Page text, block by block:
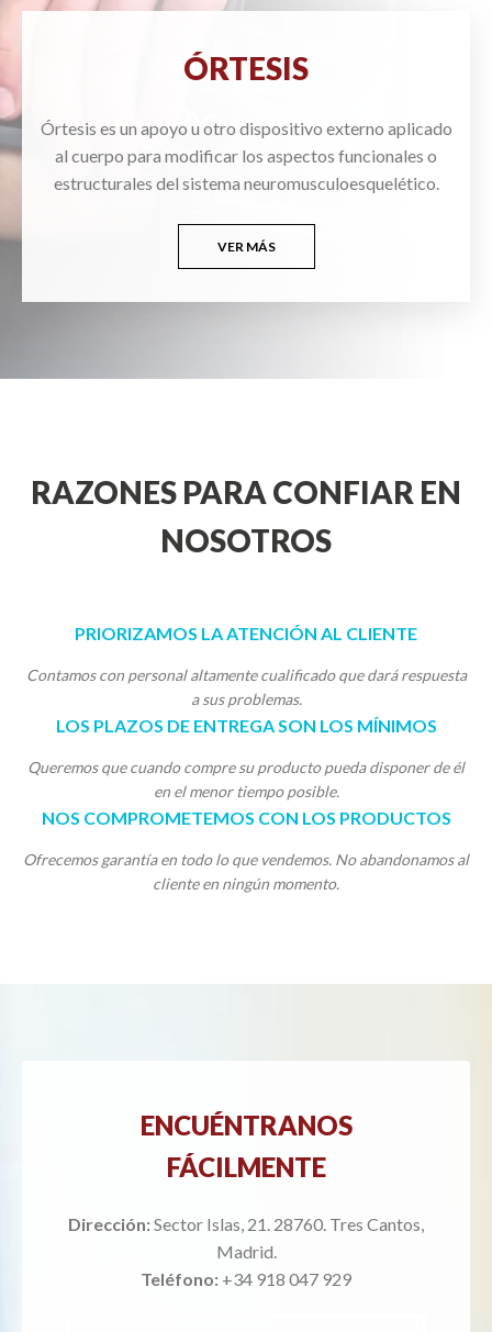
ÓRTESIS
Órtesis es un apoyo u otro dispositivo externo aplicado
al cuerpo para modificar los aspectos funcionales o
estructurales del sistema neuromusculoesquelético.
VER MÁS
RAZONES PARA CONFIAR EN
NOSOTROS
PRIORIZAMOS LA ATENCIÓN AL CLIENTE
Contamos con personal altamente cualificado que dará respuesta
a sus problemas.
LOS PLAZOS DE ENTREGA SON LOS MÍNIMOS
Queremos que cuando compre su producto pueda disponer de él
en el menor tiempo posible.
NOS COMPROMETEMOS CON LOS PRODUCTOS
Ofrecemos garantía en todo lo que vendemos. No abandonamos al
cliente en ningún momento.
ENCUÉNTRANOS
FÁCILMENTE
Dirección:Sector Islas, 21. 28760. Tres Cantos,
Madrid.
Teléfono: +34 918 047 929